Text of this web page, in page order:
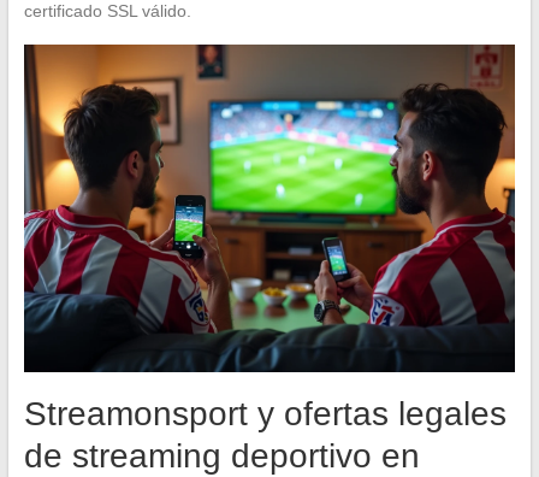
certificado SSL válido.
Streamonsport y ofertas legales
de streaming deportivo en